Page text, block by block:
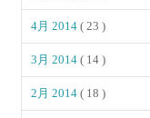
4月 2014( 23 )
3月 2014( 14 )
2月 2014( 18 )